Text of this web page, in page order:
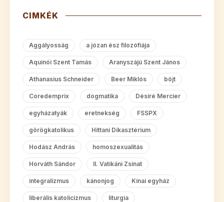
CIMKÉK
Aggályosság a józan ész filozófiája
Aquinói Szent Tamás Aranyszájú Szent János
Athanasius Schneider Beer Miklós böjt
Coredemprix dogmatika Désiré Mercier
egyházatyák eretnekség FSSPX
görögkatolikus Hittani Dikasztérium
Hodász András homoszexualitás
Horváth Sándor II. Vatikáni Zsinat
integralizmus kánonjog Kínai egyház
liberális katolicizmus liturgia